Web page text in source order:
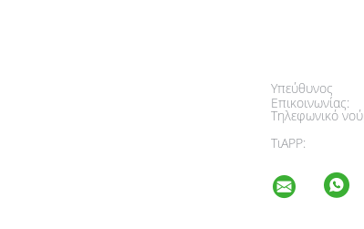
Υπεύθυνος
Επικοινωνίας:
Τηλεφωνικό
ΤιAPP: